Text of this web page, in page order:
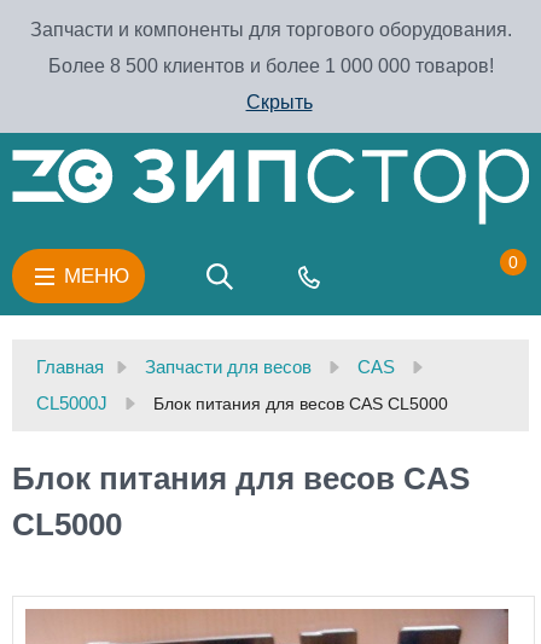
Запчасти и компоненты для торгового оборудования.
Более 8 500 клиентов и более 1 000 000 товаров!
Скрыть
МЕНЮ
0
Главная Запчасти для весов
CAS
CL5000J
Блок питания для весов CAS CL5000
Блок питания для весов CAS
CL5000